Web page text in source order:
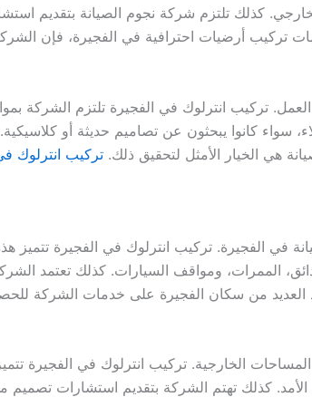
كذلك تلتزم شركة نجوم الصيانة بتقديم
تركيب أرضيات احترافية في الفجيرة، فإن
تركيب انترلوك في الفجيرة تلتزم الشركة
سواء كانوا يبحثون عن تصاميم حديثة أو
هي الخيار الأمثل لتحقيق ذلك. تركيب انترلوك
في الفجيرة. تركيب انترلوك في الفجيرة تتميز
الممرات، ومواقف السيارات. كذلك تعتمد
العديد من سكان الفجيرة على خدمات الشركة
الخارجية. تركيب انترلوك في الفجيرة
الأمد. كذلك تهتم الشركة بتقديم استشارات تصميم